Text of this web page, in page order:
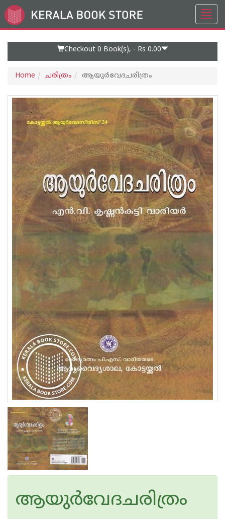
Go
to
Checkout 0 Book(s), - Rs 0.00
Home ചരിത്രം ആയുർവേദചരിത്രം
ആയുർവേദചരിത്രം